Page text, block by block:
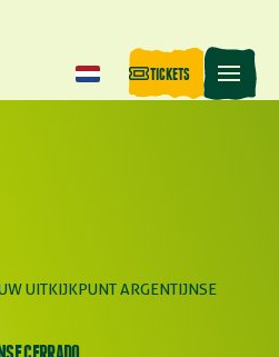
TICKETS
UITKIJKPUNT ARGENTIJNSE